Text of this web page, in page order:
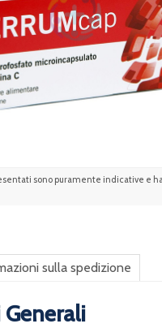
sono puramente indicative e
sulla spedizione